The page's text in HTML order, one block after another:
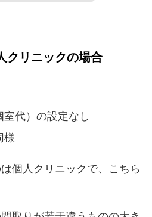
クリニックの場合
代）の設定なし
様
個人クリニックで、こちら